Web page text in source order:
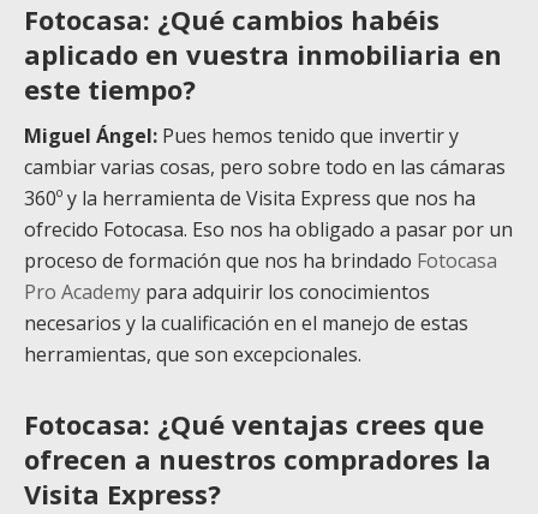
Fotocasa: ¿Qué cambios habéis
aplicado en vuestra inmobiliaria en
este tiempo?
Miguel Ángel: Pues hemos tenido que invertir y
cambiar varias cosas, pero sobre todo en las cámaras
360º y la herramienta de Visita Express que nos ha
ofrecido Fotocasa. Eso nos ha obligado a pasar por un
proceso de formación que nos ha brindado Fotocasa
Pro Academy para adquirir los conocimientos
necesarios y la cualificación en el manejo de estas
herramientas, que son excepcionales.
Fotocasa: ¿Qué ventajas crees que
ofrecen a nuestros compradores la
Visita Express?